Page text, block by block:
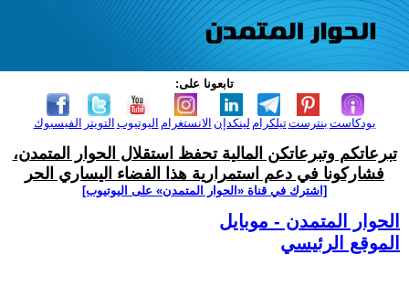
تابعونا على:
الفيسبوك التويتر اليوتيوب الانستغرام لينكدإن تيلكرامبنترست بودكاست
تبرعاتكم وتبرعاتكن المالية تحفظ استقلال الحوار المتمدن،
فشاركونا في دعم استمرارية هذا الفضاء اليساري الحر
[اشترك في قناة ‫«الحوار المتمدن» على اليوتيوب]
الحوار المتمدن - موبايل
الموقع الرئيسي